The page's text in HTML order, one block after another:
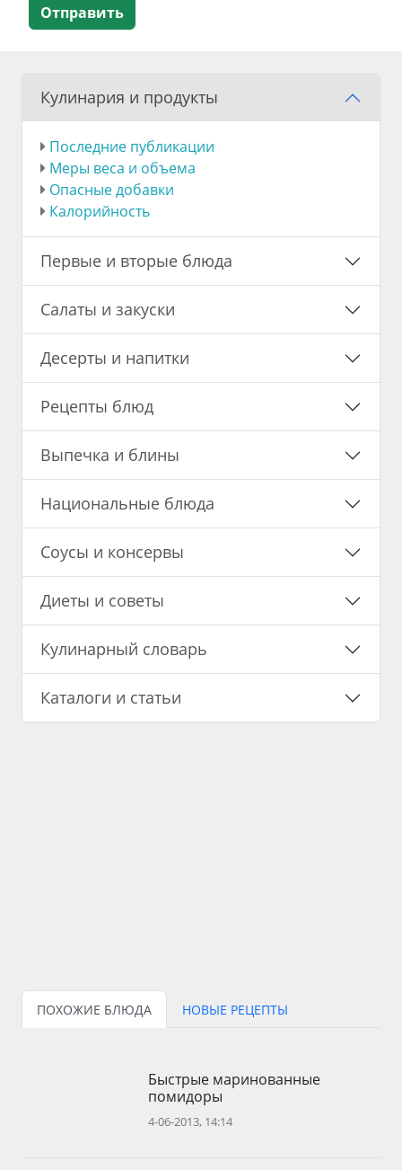
Отправить
Кулинария и продукты
Последние публикации
Меры веса и объема
Опасные добавки
Калорийность
Первые и вторые блюда
Салаты и закуски
Десерты и напитки
Рецепты блюд
Выпечка и блины
Национальные блюда
Соусы и консервы
Диеты и советы
Кулинарный словарь
Каталоги и статьи
ПОХОЖИЕ БЛЮДА НОВЫЕ РЕЦЕПТЫ
Быстрые маринованные
помидоры
4-06-2013, 14:14